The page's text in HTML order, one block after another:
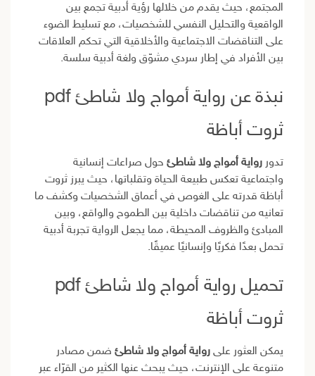
المجتمع، حيث يقدم من خلالها رؤية أدبية تجمع بين
الواقعية والتحليل النفسي للشخصيات، مع تسليط الضوء
على التناقضات الاجتماعية والأخلاقية التي تحكم العلاقات
بين الأفراد في إطار سردي مشوّق ولغة أدبية سلسة.
نبذة عن رواية أمواج ولا شاطئ pdf
ثروت أباظة
تدور رواية أمواج ولا شاطئ حول صراعات إنسانية
واجتماعية تعكس طبيعة الحياة وتقلباتها، حيث يبرز ثروت
أباظة قدرته على الغوص في أعماق الشخصيات وكشف ما
تعانيه من تناقضات داخلية بين الطموح والواقع، وبين
المبادئ والظروف المحيطة، مما يجعل الرواية تجربة أدبية
تحمل بعدًا فكريًا وإنسانيًا عميقًا.
تحميل رواية أمواج ولا شاطئ pdf
ثروت أباظة
يمكن العثور على رواية أمواج ولا شاطئ ضمن مصادر
متنوعة على الإنترنت، حيث يبحث عنها الكثير من القرّاء عبر